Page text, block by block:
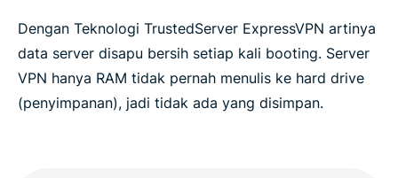
Dengan Teknologi TrustedServer ExpressVPN artinya
data server disapu bersih setiap kali booting. Server
VPN hanya RAM tidak pernah menulis ke hard drive
(penyimpanan), jadi tidak ada yang disimpan.